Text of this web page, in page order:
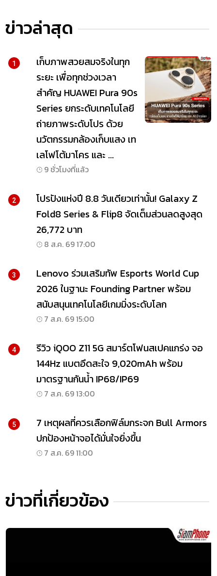
ข่าวล่าสุด
1
เก็บภาพสวยสมจริงในทุก
ระยะ เพื่อทุกช่วงเวลา
สำคัญ HUAWEI Pura 90s
Series ยกระดับเทคโนโลยี
ถ่ายภาพระดับโปร ด้วย
นวัตกรรมกล้องเก็บแสง เท
เลโฟโต้มาโคร และ ...
9 ชั่วโมงที่แล้ว
2
โปรปังแห่งปี 8.8 วันเดียวเท่านั้น! Galaxy Z
Fold8 Series & Flip8 จัดเต็มส่วนลดสูงสุด
26,772 บาท
8 ส.ค. 69 17:00
3
Lenovo ร่วมเสริมทัพ Esports World Cup
2026 ในฐานะ Founding Partner พร้อม
สนับสนุนเทคโนโลยีเกมมิ่งระดับโลก
7 ส.ค. 69 15:00
4
รีวิว iQOO Z11 5G สมาร์ตโฟนสเปคแกร่ง จอ
144Hz แบตอึดสะใจ 9,020mAh พร้อม
มาตรฐานกันน้ำ IP68/IP69
7 ส.ค. 69 13:00
5
7 เหตุผลที่ควรเลือกฟิล์มกระจก Bull Armors
ปกป้องหน้าจอได้มั่นใจยิ่งขึ้น
7 ส.ค. 69 11:00
ข่าวที่เกี่ยวข้อง